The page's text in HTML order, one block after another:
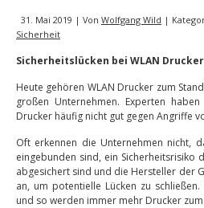
31. Mai 2019 | Von Wolfgang Wild |
Sicherheit
Sicherheitslücken bei WLAN
Heute gehören WLAN Drucker zum
großen Unternehmen. Experten
Drucker häufig nicht gut gegen Angriffe
Oft erkennen die Unternehmen nicht,
eingebunden sind, ein Sicherheitsrisiko
abgesichert sind und die Hersteller der
an, um potentielle Lücken zu
und so werden immer mehr Drucker